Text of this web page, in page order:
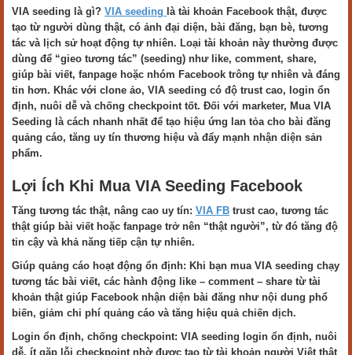
VIA seeding là gì? VIA seeding là tài khoản Facebook thật, được
tạo từ người dùng thật, có ảnh đại diện, bài đăng, bạn bè, tương
tác và lịch sử hoạt động tự nhiên. Loại tài khoản này thường được
dùng để “gieo tương tác” (seeding) như like, comment, share,
giúp bài viết, fanpage hoặc nhóm Facebook trông tự nhiên và đáng
tin hơn. Khác với clone ảo, VIA seeding có độ trust cao, login ổn
định, nuôi dễ và chống checkpoint tốt. Đối với marketer, Mua VIA
Seeding là cách nhanh nhất để tạo hiệu ứng lan tỏa cho bài đăng
quảng cáo, tăng uy tín thương hiệu và đẩy mạnh nhận diện sản
phẩm.
Lợi Ích Khi Mua VIA Seeding Facebook
Tăng tương tác thật, nâng cao uy tín: VIA FB trust cao, tương tác
thật giúp bài viết hoặc fanpage trở nên “thật người”, từ đó tăng độ
tin cậy và khả năng tiếp cận tự nhiên.
Giúp quảng cáo hoạt động ổn định: Khi bạn mua VIA seeding chạy
tương tác bài viết, các hành động like – comment – share từ tài
khoản thật giúp Facebook nhận diện bài đăng như nội dung phổ
biến, giảm chi phí quảng cáo và tăng hiệu quả chiến dịch.
Login ổn định, chống checkpoint: VIA seeding login ổn định, nuôi
dễ, ít gặp lỗi checkpoint nhờ được tạo từ tài khoản người Việt thật